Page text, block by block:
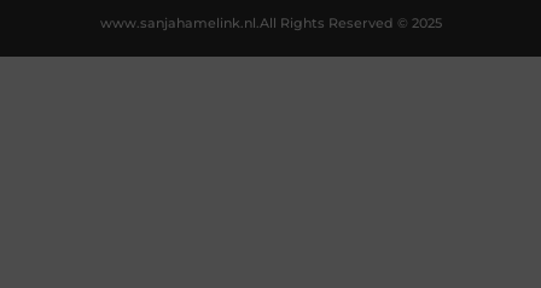
All Rights Reserved © 2025
www.sanjahamelink.nl.